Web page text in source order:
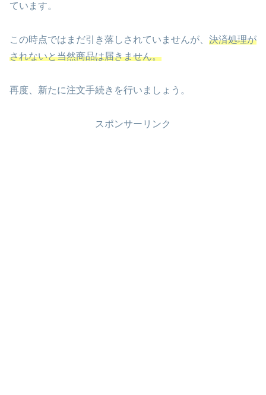
ています。
この時点ではまだ引き落しされていませんが、 決済処理が
されないと当然商品は届きません。
再度、新たに注文手続きを行いましょう。
スポンサーリンク